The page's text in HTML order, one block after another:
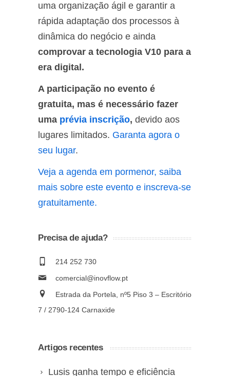
uma organização ágil e garantir a
rápida adaptação dos processos à
dinâmica do negócio e ainda
comprovar a tecnologia V10 para a
era digital.
A participação no evento é
gratuita, mas é necessário fazer
uma prévia inscrição, devido aos
lugares limitados. Garanta agora o
seu lugar.
Veja a agenda em pormenor, saiba
mais sobre este evento e inscreva-se
gratuitamente.
Precisa de ajuda?
214 252 730
comercial@inovflow.pt
Estrada da Portela, nº5 Piso 3 – Escritório
7 / 2790-124 Carnaxide
Artigos recentes
Lusis ganha tempo e eficiência